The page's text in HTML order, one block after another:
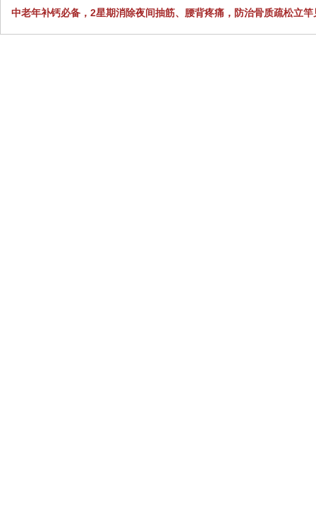
中老年补钙必备，2星期消除夜间抽筋、腰背疼痛，防治骨质疏松立竿